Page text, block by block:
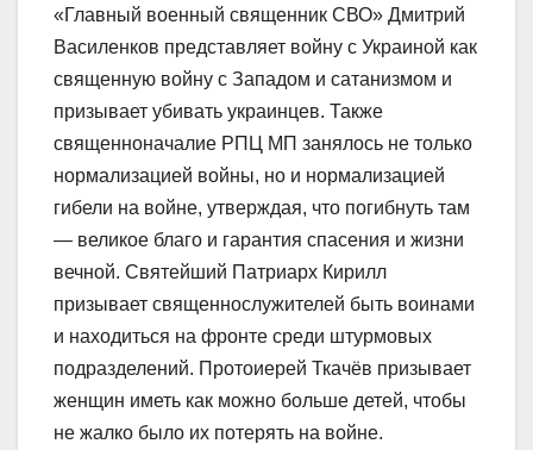
«Главный военный священник СВО» Дмитрий
Василенков представляет войну с Украиной как
священную войну с Западом и сатанизмом и
призывает убивать украинцев. Также
священноначалие РПЦ МП занялось не только
нормализацией войны, но и нормализацией
гибели на войне, утверждая, что погибнуть там
— великое благо и гарантия спасения и жизни
вечной. Святейший Патриарх Кирилл
призывает священнослужителей быть воинами
и находиться на фронте среди штурмовых
подразделений. Протоиерей Ткачёв призывает
женщин иметь как можно больше детей, чтобы
не жалко было их потерять на войне.